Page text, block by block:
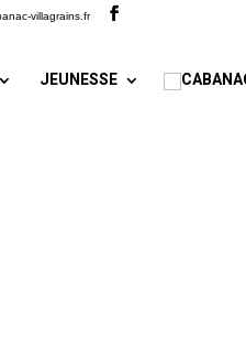
villagrains.fr
JEUNESSE